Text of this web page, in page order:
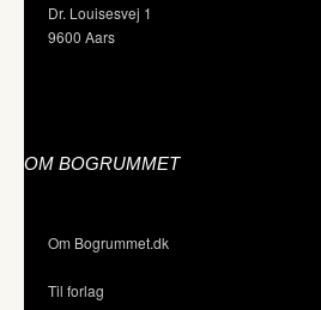
Dr. Louisesvej 1
9600 Aars
OM BOGRUMMET
Om Bogrummet.dk
Til forlag